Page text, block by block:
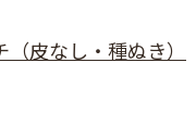
皮なし・種ぬき）